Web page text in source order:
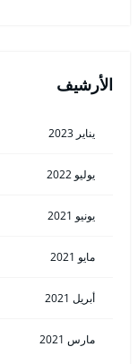
الأرشيف
يناير 2023
يوليو 2022
يونيو 2021
مايو 2021
أبريل 2021
مارس 2021